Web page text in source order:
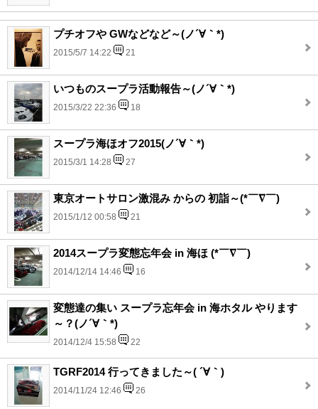
プチオフや GWなどなど～(ノ´∀｀*)
2015/5/7 14:22 21
いつものスープラ活動報告～(ノ´∀｀*)
2015/3/22 22:36 18
スープラ海ほオフ2015(ノ´∀｀*)
2015/3/1 14:28 27
東京オートサロン激混み からの 初詣～(*￣∇￣)
2015/1/12 00:58 21
2014スープラ変態忘年会 in 海ほ (*￣∇￣)
2014/12/14 14:46 16
変態達の集い スープラ忘年会 in 海ホタル やります
～？(ノ´∀｀*)
2014/12/4 15:58 22
TGRF2014 行ってきました～( ´∀｀)
2014/11/24 12:46 26